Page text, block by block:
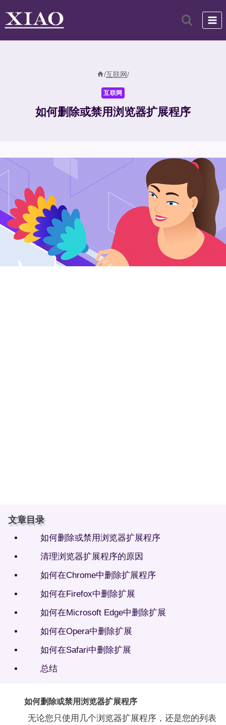
/互联网/
互联网
如何删除或禁用浏览器扩展程序
文章目录
如何删除或禁用浏览器扩展程序
清理浏览器扩展程序的原因
如何在Chrome中删除扩展程序
如何在Firefox中删除扩展
如何在Microsoft Edge中删除扩展
如何在Opera中删除扩展
如何在Safari中删除扩展
总结
如何删除或禁用浏览器扩展程序
无论您只使用几个浏览器扩展程序，还是您的列表